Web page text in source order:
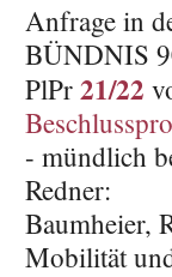
Anfrage in
BÜNDNIS
PlPr21/22
- mündlich
Redner:
Baumheier,
Mobilität